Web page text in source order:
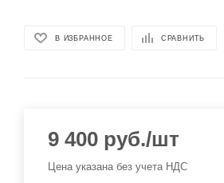
В ИЗБРАННОЕ СРАВНИТЬ
9 400 руб./шт
Цена указана без учета НДС